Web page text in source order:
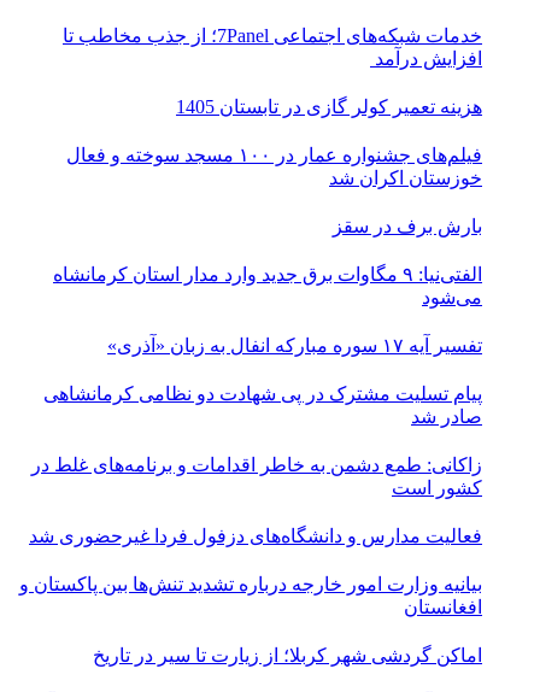
خدمات شبکه‌های اجتماعی 7Panel؛ از جذب مخاطب تا
افزایش درآمد
هزینه تعمیر کولر گازی در تابستان 1405
فیلم‌های جشنواره عمار در ۱۰۰ مسجد سوخته و فعال
خوزستان اکران شد
بارش برف در سقز
الفتی‌نیا: ۹ مگاوات برق جدید وارد مدار استان کرمانشاه
می‌شود
تفسیر آیه ۱۷ سوره مبارکه انفال به زبان «آذری»
پیام تسلیت مشترک در پی شهادت دو نظامی کرمانشاهی
صادر شد
زاکانی: طمع دشمن به خاطر اقدامات و برنامه‌های غلط در
کشور است
فعالیت مدارس و دانشگاه‌های دزفول فردا غیرحضوری شد
بیانیه وزارت امور خارجه درباره تشدید تنش‌ها بین پاکستان و
افغانستان
اماکن گردشی شهر کربلا؛ از زیارت تا سیر در تاریخ